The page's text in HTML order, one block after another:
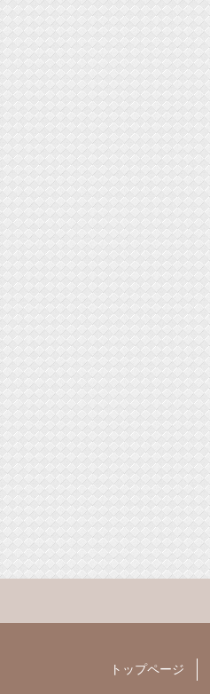
トップページ